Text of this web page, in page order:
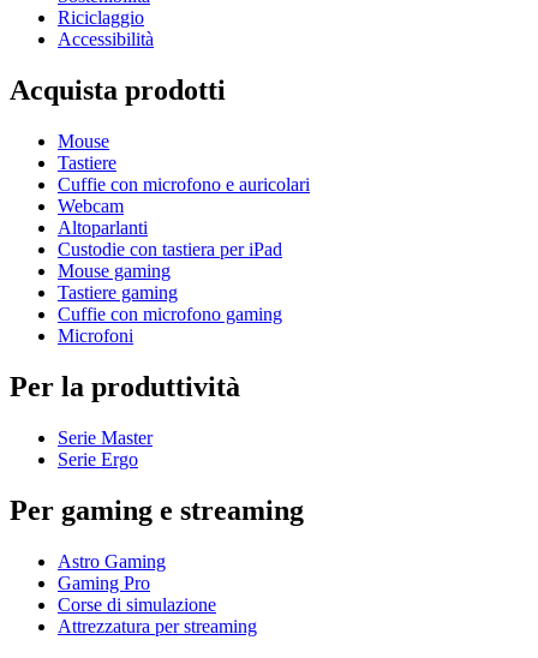
Riciclaggio
Accessibilità
Acquista prodotti
Mouse
Tastiere
Cuffie con microfono e auricolari
Webcam
Altoparlanti
Custodie con tastiera per iPad
Mouse gaming
Tastiere gaming
Cuffie con microfono gaming
Microfoni
Per la produttività
Serie Master
Serie Ergo
Per gaming e streaming
Astro Gaming
Gaming Pro
Corse di simulazione
Attrezzatura per streaming